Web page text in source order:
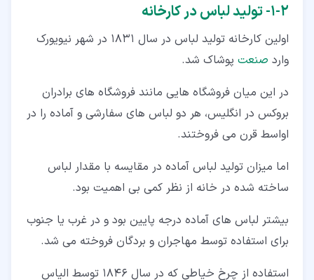
۲‏-‏۱‏- تولید لباس در کارخانه
اولین کارخانه تولید لباس در سال 1831 در شهر نیویورک
وارد صنعت پوشاک شد.
در این میان فروشگاه هایی مانند فروشگاه های برادران
بروکس در انگلیس، هر دو لباس های سفارشی و آماده را در
اواسط قرن می فروختند.
اما میزان تولید لباس آماده در مقایسه با مقدار لباس
ساخته شده در خانه از نظر کمی بی اهمیت بود.
بیشتر لباس های آماده درجه پایین بود و در غرب یا جنوب
برای استفاده توسط مهاجران و بردگان فروخته می شد.
استفاده از چرخ خیاطی که در سال 1846 توسط الیاس